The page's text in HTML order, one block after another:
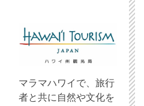
マラマハワイで、旅行
者と共に自然や文化を